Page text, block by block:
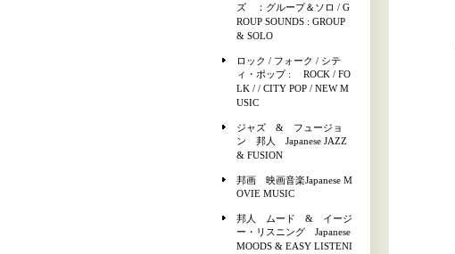
ズ ：グループ＆ソロ / G
ROUP SOUNDS : GROUP
& SOLO
ロック / フォーク / シテ
ィ・ポップ : ROCK / FO
LK / / CITY POP / NEW M
USIC
ジャズ & フュージョ
ン 邦人 Japanese JAZZ
& FUSION
邦画 映画音楽Japanese M
OVIE MUSIC
邦人 ムード & イージ
ー・リスニング Japanese
MOODS & EASY LISTENI